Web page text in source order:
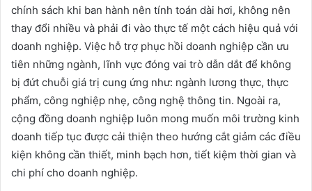
chính sách khi ban hành nên tính toán dài hơi, không nên
thay đổi nhiều và phải đi vào thực tế một cách hiệu quả với
doanh nghiệp. Việc hỗ trợ phục hồi doanh nghiệp cần ưu
tiên những ngành, lĩnh vực đóng vai trò dẫn dắt để không
bị đứt chuỗi giá trị cung ứng như: ngành lương thực, thực
phẩm, công nghiệp nhẹ, công nghệ thông tin. Ngoài ra,
cộng đồng doanh nghiệp luôn mong muốn môi trường kinh
doanh tiếp tục được cải thiện theo hướng cắt giảm các điều
kiện không cần thiết, minh bạch hơn, tiết kiệm thời gian và
chi phí cho doanh nghiệp.